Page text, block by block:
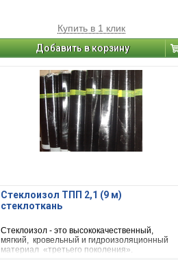
Купить в 1 клик
Добавить в корзину
Стеклоизол ТПП 2,1 (9 м)
стеклоткань
Стеклоизол - это высококачественный,
мягкий, кровельный и гидроизоляционный
материал «третьего поколения».